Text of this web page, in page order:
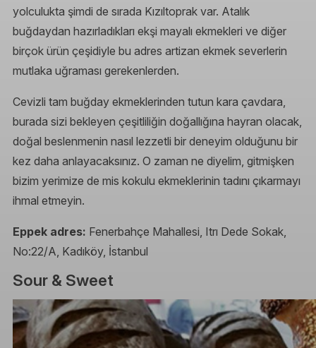
yolculukta şimdi de sırada Kızıltoprak var. Atalık
buğdaydan hazırladıkları ekşi mayalı ekmekleri ve diğer
birçok ürün çeşidiyle bu adres artizan ekmek severlerin
mutlaka uğraması gerekenlerden.
Cevizli tam buğday ekmeklerinden tutun kara çavdara,
burada sizi bekleyen çeşitliliğin doğallığına hayran olacak,
doğal beslenmenin nasıl lezzetli bir deneyim olduğunu bir
kez daha anlayacaksınız. O zaman ne diyelim, gitmişken
bizim yerimize de mis kokulu ekmeklerinin tadını çıkarmayı
ihmal etmeyin.
Eppek adres: Fenerbahçe Mahallesi, Itrı Dede Sokak,
No:22/A, Kadıköy, İstanbul
Sour & Sweet